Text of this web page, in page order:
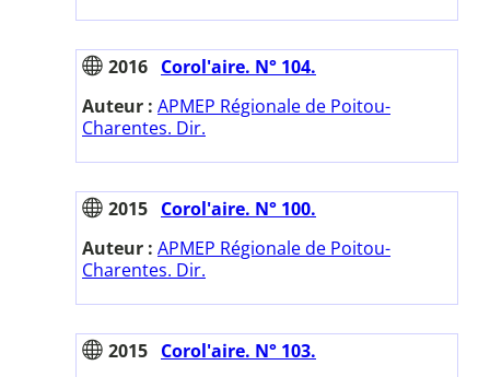
2016 Corol'aire. N° 104.
Auteur : APMEP Régionale de Poitou-
Charentes. Dir.
2015 Corol'aire. N° 100.
Auteur : APMEP Régionale de Poitou-
Charentes. Dir.
2015 Corol'aire. N° 103.